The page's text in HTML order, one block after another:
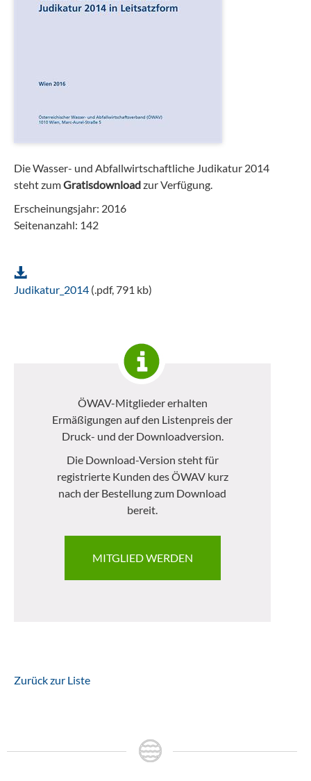
Die Wasser- und Abfallwirtschaftliche Judikatur 2014
steht zumGratisdownloadzur Verfügung.
Erscheinungsjahr: 2016
Seitenanzahl: 142
Judikatur_2014 (.pdf, 791 kb)
ÖWAV-Mitglieder erhalten
Ermäßigungen auf den Listenpreis der
Druck- und der Downloadversion.
Die Download-Version steht für
registrierte Kunden des ÖWAV kurz
nach der Bestellung zum Download
bereit.
MITGLIED WERDEN
Zurück zur Liste